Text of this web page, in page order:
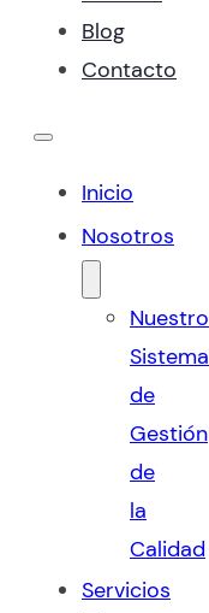
Blog
Contacto
Inicio
Nosotros
Nuestro
Sistema
de
Gestión
de
la
Calidad
Servicios